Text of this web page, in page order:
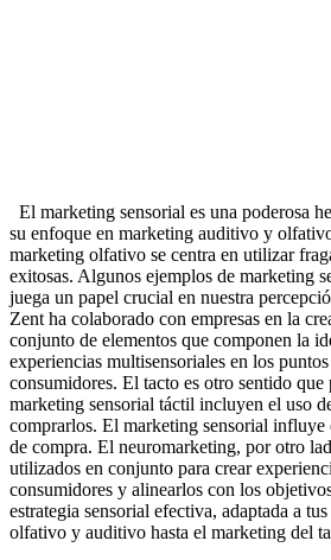
El marketing sensorial es una poderosa
su enfoque en marketing auditivo y
marketing olfativo se centra en utilizar
exitosas. Algunos ejemplos de marketing
juega un papel crucial en nuestra
Zent ha colaborado con empresas en la
conjunto de elementos que componen la
experiencias multisensoriales en los
consumidores. El tacto es otro sentido
marketing sensorial táctil incluyen el uso
comprarlos. El marketing sensorial influye
de compra. El neuromarketing, por otro
utilizados en conjunto para crear
consumidores y alinearlos con los
estrategia sensorial efectiva, adaptada a
olfativo y auditivo hasta el marketing del